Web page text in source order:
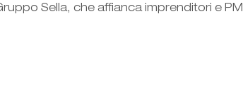
Sella, che affianca imprenditori e